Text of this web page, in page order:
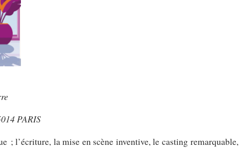
PARIS
; l’écriture, la mise en scène inventive, le casting remarquable,